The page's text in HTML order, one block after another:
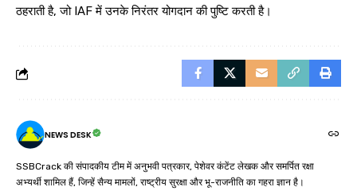
ठहराती है, जो IAF में उनके निरंतर योगदान की पुष्टि करती है।
NEWS DESK
SSBCrack की संपादकीय टीम में अनुभवी पत्रकार, पेशेवर कंटेंट लेखक और समर्पित रक्षा
अभ्यर्थी शामिल हैं, जिन्हें सैन्य मामलों, राष्ट्रीय सुरक्षा और भू-राजनीति का गहरा ज्ञान है।